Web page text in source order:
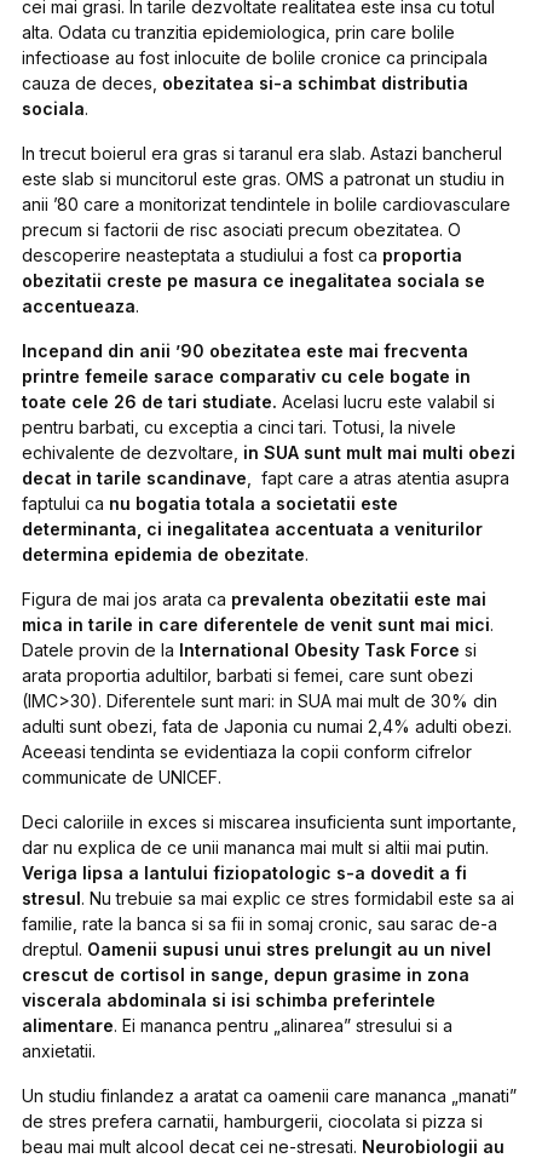
cei mai grasi. In tarile dezvoltate realitatea este insa cu totul
alta. Odata cu tranzitia epidemiologica, prin care bolile
infectioase au fost inlocuite de bolile cronice ca principala
cauza de deces, obezitatea si-a schimbat distributia
sociala.
In trecut boierul era gras si taranul era slab. Astazi bancherul
este slab si muncitorul este gras. OMS a patronat un studiu in
anii ’80 care a monitorizat tendintele in bolile cardiovasculare
precum si factorii de risc asociati precum obezitatea. O
descoperire neasteptata a studiului a fost ca proportia
obezitatii creste pe masura ce inegalitatea sociala se
accentueaza.
Incepand din anii ’90 obezitatea este mai frecventa
printre femeile sarace comparativ cu cele bogate in
toate cele 26 de tari studiate.Acelasi lucru este valabil si
pentru barbati, cu exceptia a cinci tari. Totusi, la nivele
echivalente de dezvoltare, in SUA sunt mult mai multi obezi
decat in tarile scandinave , fapt care a atras atentia asupra
faptului ca nu bogatia totala a societatii este
determinanta, ci inegalitatea accentuata a veniturilor
determina epidemia de obezitate.
Figura de mai jos arata ca prevalenta obezitatii este mai
mica in tarile in care diferentele de venit sunt mai mici.
Datele provin de la International Obesity Task Force si
arata proportia adultilor, barbati si femei, care sunt obezi
(IMC>30). Diferentele sunt mari: in SUA mai mult de 30% din
adulti sunt obezi, fata de Japonia cu numai 2,4% adulti obezi.
Aceeasi tendinta se evidentiaza la copii conform cifrelor
communicate de UNICEF.
Deci caloriile in exces si miscarea insuficienta sunt importante,
dar nu explica de ce unii mananca mai mult si altii mai putin.
Veriga lipsa a lantului fiziopatologic s-a dovedit a fi
stresul. Nu trebuie sa mai explic ce stres formidabil este sa ai
familie, rate la banca si sa fii in somaj cronic, sau sarac de-a
dreptul. Oamenii supusi unui stres prelungit au un nivel
crescut de cortisol in sange, depun grasime in zona
viscerala abdominala si isi schimba preferintele
alimentare. Ei mananca pentru „alinarea” stresului si a
anxietatii.
Un studiu finlandez a aratat ca oamenii care mananca „manati”
de stres prefera carnatii, hamburgerii, ciocolata si pizza si
beau mai mult alcool decat cei ne-stresati. Neurobiologii au